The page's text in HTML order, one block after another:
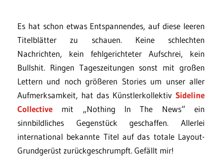
Es hat schon etwas Entspannendes, auf diese leeren
Titelblätter zu schauen. Keine schlechten
Nachrichten, kein fehlgerichteter Aufschrei, kein
Bullshit. Ringen Tageszeitungen sonst mit großen
Lettern und noch größeren Stories um unser aller
Aufmerksamkeit, hat das Künstlerkollektiv Sideline
Collective mit „Nothing In The News“ ein
sinnbildliches Gegenstück geschaffen. Allerlei
international bekannte Titel auf das totale Layout-
Grundgerüst zurückgeschrumpft. Gefällt mir!